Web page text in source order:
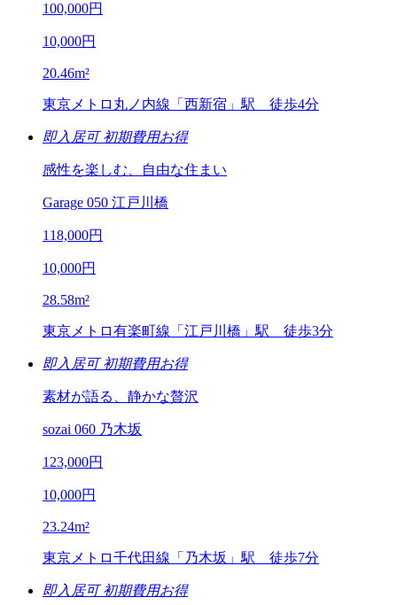
100,000円
10,000円
20.46m²
東京メトロ丸ノ内線「西新宿」駅 徒歩4分
即入居可 初期費用お得
感性を楽しむ、自由な住まい
Garage 050 江戸川橋
118,000円
10,000円
28.58m²
東京メトロ有楽町線「江戸川橋」駅 徒歩3分
即入居可 初期費用お得
素材が語る、静かな贅沢
sozai 060 乃木坂
123,000円
10,000円
23.24m²
東京メトロ千代田線「乃木坂」駅 徒歩7分
即入居可 初期費用お得